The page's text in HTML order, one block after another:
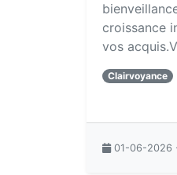
croissance
vos
Clairvoyance
01-06-2026